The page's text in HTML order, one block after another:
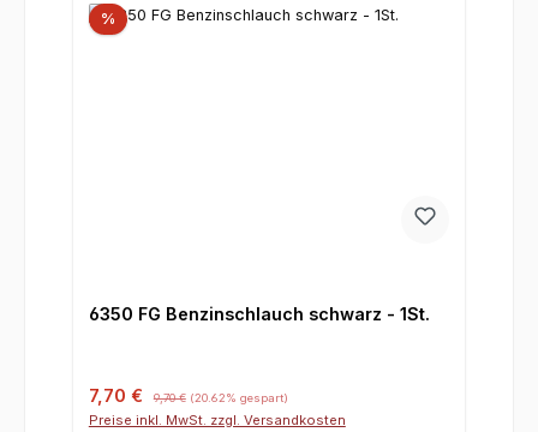
%
6350 FG Benzinschlauch schwarz - 1St.
Verkaufspreis:
7,70 € 9,70 € (20.62% gespart)
Preise inkl. MwSt. zzgl. Versandkosten